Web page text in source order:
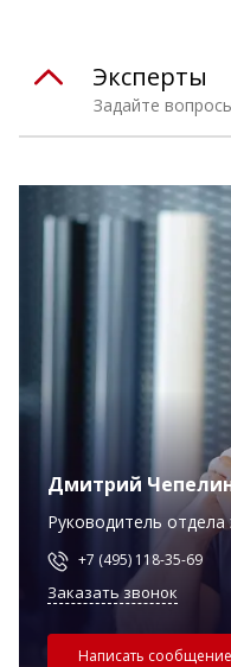
Задайте
Эксперты
Дмитрий
Руководитель
+7 (495) 118-35-69
Заказать звонок
Написать сообщение